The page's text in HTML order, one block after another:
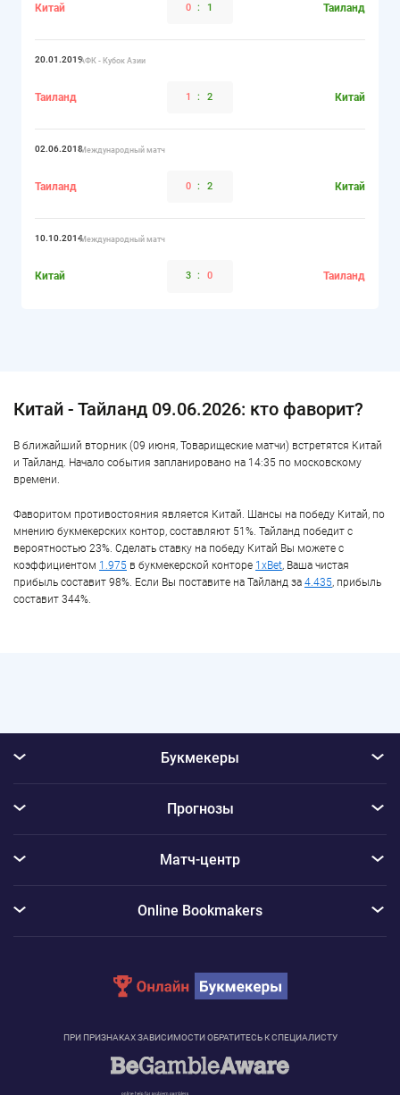
Китай 0 : 1 Таиланд
20.01.2019АФК - Кубок Азии
Таиланд 1 : 2 Китай
02.06.2018Международный матч
Таиланд 0 : 2 Китай
10.10.2014Международный матч
Китай 3 : 0 Таиланд
Китай - Тайланд 09.06.2026: кто фаворит?
В ближайший вторник (09 июня, Товарищеские матчи) встретятся Китай
и Тайланд. Начало события запланировано на 14:35 по московскому
времени.
Фаворитом противостояния является Китай. Шансы на победу Китай, по
мнению букмекерских контор, составляют 51%. Тайланд победит с
вероятностью 23%. Сделать ставку на победу Китай Вы можете с
коэффициентом 1.975 в букмекерской конторе 1xBet , Ваша чистая
прибыль составит 98%. Если Вы поставите на Тайланд за 4.435 , прибыль
составит 344%.
ПРИ ПРИЗНАКАХ ЗАВИСИМОСТИ ОБРАТИТЕСЬ К СПЕЦИАЛИСТУ
Букмекеры
Прогнозы
Матч-центр
Online Bookmakers